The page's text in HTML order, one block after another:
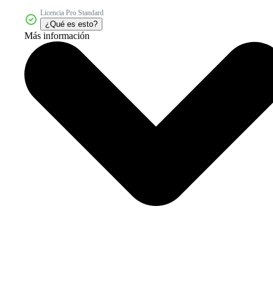
Licencia Pro Standard
¿Qué es esto?
Más información